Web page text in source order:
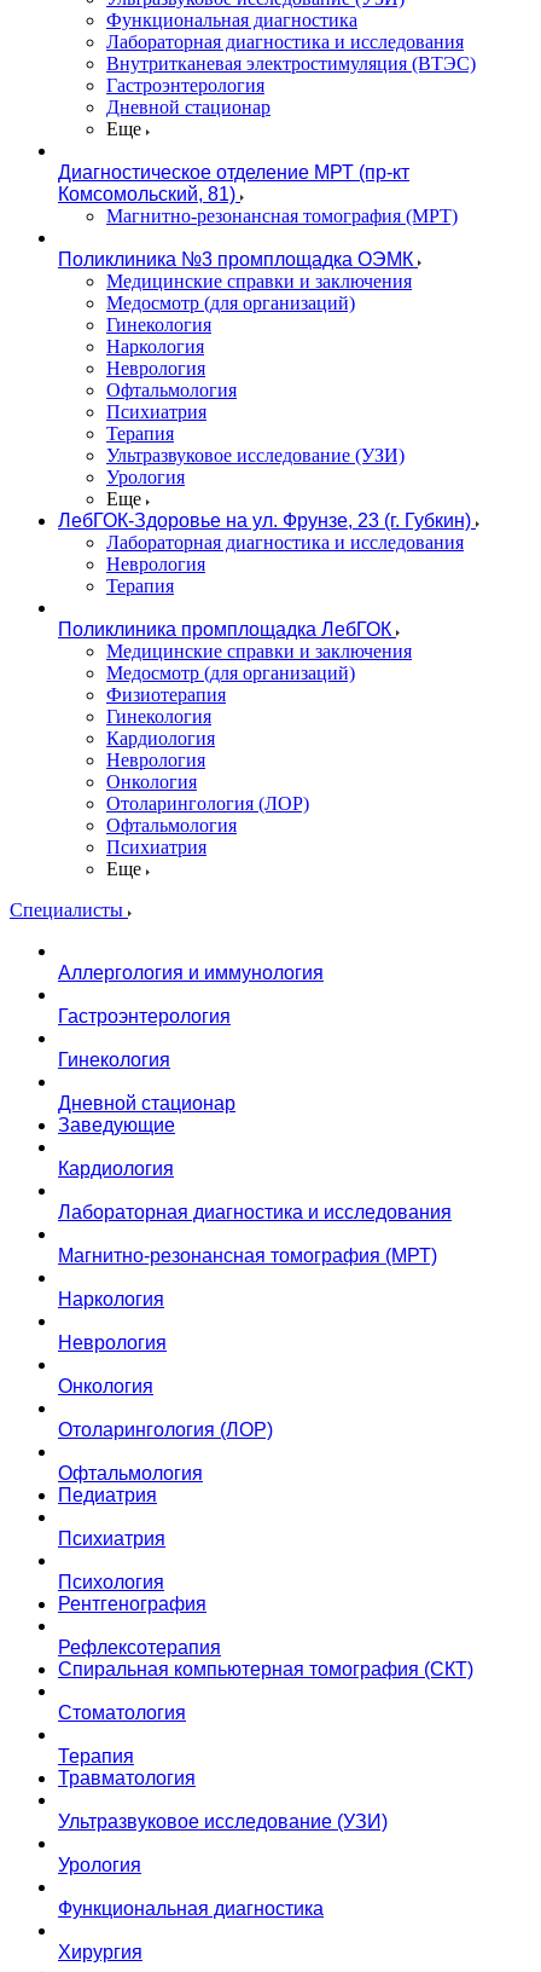
Функциональная диагностика
Лабораторная диагностика и исследования
Внутритканевая электростимуляция (ВТЭС)
Гастроэнтерология
Дневной стационар
Еще
Диагностическое отделение МРТ (пр-кт
Комсомольский, 81)
Магнитно-резонансная томография (МРТ)
Поликлиника №3 промплощадка ОЭМК
Медицинские справки и заключения
Медосмотр (для организаций)
Гинекология
Наркология
Неврология
Офтальмология
Психиатрия
Терапия
Ультразвуковое исследование (УЗИ)
Урология
Еще
ЛебГОК-Здоровье на ул. Фрунзе, 23 (г. Губкин)
Лабораторная диагностика и исследования
Неврология
Терапия
Поликлиника промплощадка ЛебГОК
Медицинские справки и заключения
Медосмотр (для организаций)
Физиотерапия
Гинекология
Кардиология
Неврология
Онкология
Отоларингология (ЛОР)
Офтальмология
Психиатрия
Еще
Специалисты
Аллергология и иммунология
Гастроэнтерология
Гинекология
Дневной стационар
Заведующие
Кардиология
Лабораторная диагностика и исследования
Магнитно-резонансная томография (МРТ)
Наркология
Неврология
Онкология
Отоларингология (ЛОР)
Офтальмология
Педиатрия
Психиатрия
Психология
Рентгенография
Рефлексотерапия
Спиральная компьютерная томография (СКТ)
Стоматология
Терапия
Травматология
Ультразвуковое исследование (УЗИ)
Урология
Функциональная диагностика
Хирургия